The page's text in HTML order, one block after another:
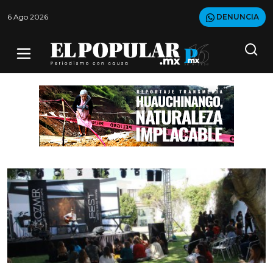
6 Ago 2026 DENUNCIA